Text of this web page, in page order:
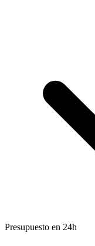
Presupuesto en 24h